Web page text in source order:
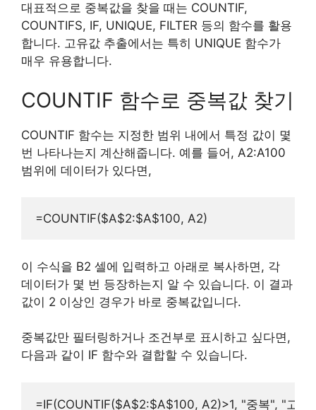
대표적으로 중복값을 찾을 때는 COUNTIF,
COUNTIFS, IF, UNIQUE, FILTER 등의 함수를 활용
합니다. 고유값 추출에서는 특히 UNIQUE 함수가
매우 유용합니다.
COUNTIF 함수로 중복값 찾기
COUNTIF 함수는 지정한 범위 내에서 특정 값이 몇
번 나타나는지 계산해줍니다. 예를 들어, A2:A100
범위에 데이터가 있다면,
이 수식을 B2 셀에 입력하고 아래로 복사하면, 각
데이터가 몇 번 등장하는지 알 수 있습니다. 이 결과
값이 2 이상인 경우가 바로 중복값입니다.
중복값만 필터링하거나 조건부로 표시하고 싶다면,
다음과 같이 IF 함수와 결합할 수 있습니다.